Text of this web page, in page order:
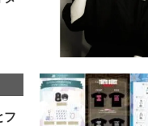
フ
い“オールインワン”アイテム〈ビ
ューティ＆ファッション夏の必需
徹底した日焼けケア！ でも、いち
ばん大切なのは…〈ビューティ＆
ファッション夏の必需品〉